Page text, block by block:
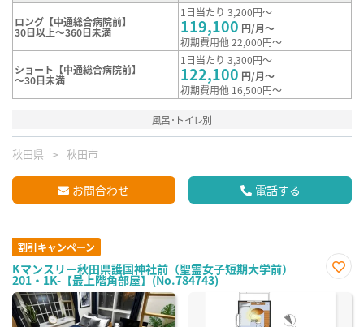
ロング【中通総合病院前】
30日以上～360日未満
1日当たり 3,200円～
119,100 円/月～
初期費用他 22,000円～
ショート【中通総合病院前】
～30日未満
1日当たり 3,300円～
122,100 円/月～
初期費用他 16,500円～
風呂･トイレ別
秋田県 秋田市
お問合わせ 電話する
割引キャンペーン
Kマンスリー秋田県護国神社前（聖霊女子短期大学前）
201・1K-【最上階角部屋】(No.784743)
に入